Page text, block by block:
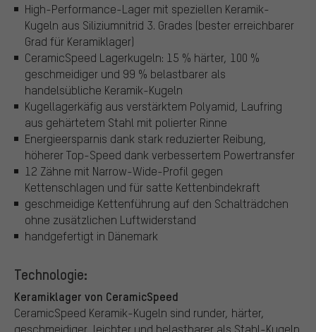
High-Performance-Lager mit speziellen Keramik-
Kugeln aus Siliziumnitrid 3. Grades (bester erreichbarer
Grad für Keramiklager)
CeramicSpeed Lagerkugeln: 15 % härter, 100 %
geschmeidiger und 99 % belastbarer als
handelsübliche Keramik-Kugeln
Kugellagerkäfig aus verstärktem Polyamid, Laufring
aus gehärtetem Stahl mit polierter Rinne
Energieersparnis dank stark reduzierter Reibung,
höherer Top-Speed dank verbessertem Powertransfer
12 Zähne mit Narrow-Wide-Profil gegen
Kettenschlagen und für satte Kettenbindekraft
geschmeidige Kettenführung auf den Schalträdchen
ohne zusätzlichen Luftwiderstand
handgefertigt in Dänemark
Technologie:
Keramiklager von CeramicSpeed
CeramicSpeed Keramik-Kugeln sind runder, härter,
geschmeidiger, leichter und belastbarer als Stahl-Kugeln